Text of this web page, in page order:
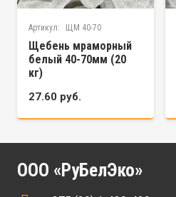
Артикул: ЩМ 40-70
Щебень мраморный
белый 40-70мм (20
кг)
27.60 руб.
ООО «РуБелЭко»